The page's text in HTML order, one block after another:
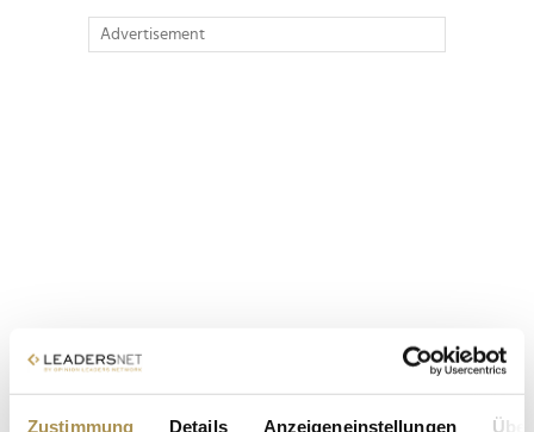
Zustimmung Details Anzeigeneinstellungen
Advertisement